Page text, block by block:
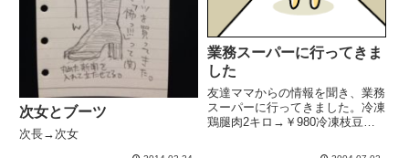
次女とブーツ
次長→次女
業務スーパーに行ってきま
した
友達ママからの情報を聞き、業務
スーパーに行ってきました。冷凍
鶏腿肉2キロ→￥980冷凍枝豆
すごーいっ！すごーいっ！安っ冷